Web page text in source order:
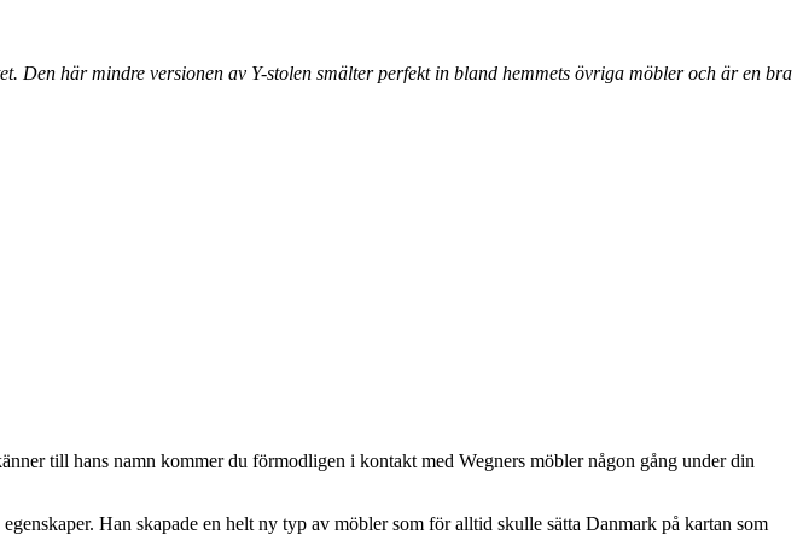
Den här mindre versionen av Y-stolen smälter perfekt in bland hemmets övriga möbler och är en bra
till hans namn kommer du förmodligen i kontakt med Wegners möbler någon gång under din
Han skapade en helt ny typ av möbler som för alltid skulle sätta Danmark på kartan som